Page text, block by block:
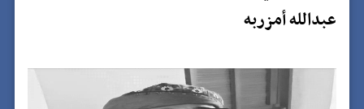
عبدالله أمزربه